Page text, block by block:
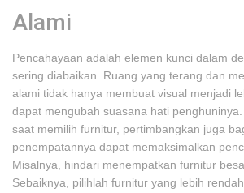
Alami
Pencahayaan adalah elemen kunci dalam
sering diabaikan. Ruang yang terang dan
alami tidak hanya membuat visual menjadi
dapat mengubah suasana hati penghuninya.
saat memilih furnitur, pertimbangkan juga
penempatannya dapat memaksimalkan
Misalnya, hindari menempatkan furnitur
Sebaiknya, pilihlah furnitur yang lebih